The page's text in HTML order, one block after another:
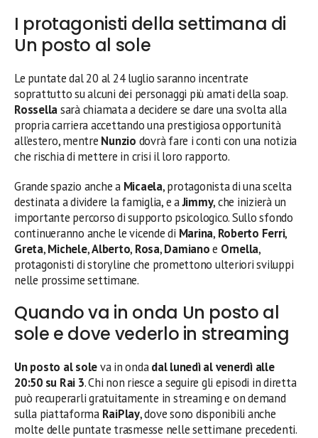
I protagonisti della settimana di
Un posto al sole
Le puntate dal 20 al 24 luglio saranno incentrate
soprattutto su alcuni dei personaggi più amati della soap.
Rossellasarà chiamata a decidere se dare una svolta alla
propria carriera accettando una prestigiosa opportunità
all’estero, mentre Nunzio dovrà fare i conti con una notizia
che rischia di mettere in crisi il loro rapporto.
Grande spazio anche a Micaela, protagonista di una scelta
destinata a dividere la famiglia, e aJimmy, che inizierà un
importante percorso di supporto psicologico. Sullo sfondo
continueranno anche le vicende di Marina, Roberto Ferri,
Greta,Michele,Alberto, Rosa,Damianoe Ornella,
protagonisti di storyline che promettono ulteriori sviluppi
nelle prossime settimane.
Quando va in onda Un posto al
sole e dove vederlo in streaming
Un posto al soleva in ondadal lunedì al venerdì alle
20:50 su Rai 3. Chi non riesce a seguire gli episodi in diretta
può recuperarli gratuitamente in streaming e on demand
sulla piattaforma RaiPlay, dove sono disponibili anche
molte delle puntate trasmesse nelle settimane precedenti.